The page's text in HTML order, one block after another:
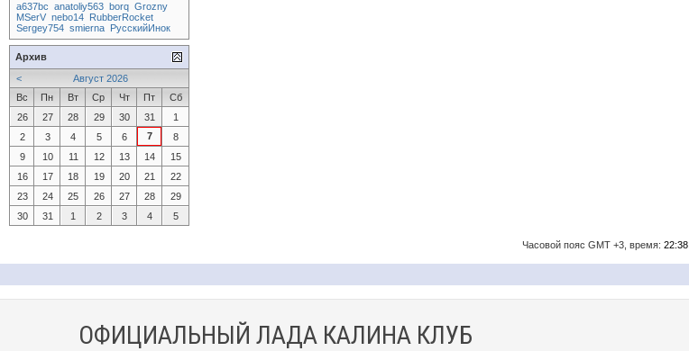
a637bc anatoliy563 borq Grozny
MSerV nebo14 RubberRocket
Sergey754 smierna РусскийИнок
Архив
<
Август 2026
Вс
Пн Вт Ср Чт Пт
Сб
26
27 28 29 30 31
1
2
3 4 5 6 7
8
9
10 11 12 13 14
15
16
17 18 19 20 21
22
23
24 25 26 27 28
29
30
31 1 2 3 4 5
Часовой пояс GMT +3, время: 22:38.
ОФИЦИАЛЬНЫЙ ЛАДА КАЛИНА КЛУБ